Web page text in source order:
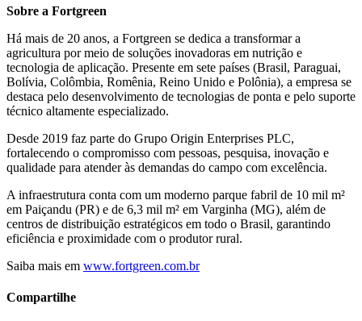
Sobre a Fortgreen
Há mais de 20 anos, a Fortgreen se dedica a transformar a
agricultura por meio de soluções inovadoras em nutrição e
tecnologia de aplicação. Presente em sete países (Brasil, Paraguai,
Bolívia, Colômbia, Romênia, Reino Unido e Polônia), a empresa se
destaca pelo desenvolvimento de tecnologias de ponta e pelo suporte
técnico altamente especializado.
Desde 2019 faz parte do Grupo Origin Enterprises PLC,
fortalecendo o compromisso com pessoas, pesquisa, inovação e
qualidade para atender às demandas do campo com excelência.
A infraestrutura conta com um moderno parque fabril de 10 mil m²
em Paiçandu (PR) e de 6,3 mil m² em Varginha (MG), além de
centros de distribuição estratégicos em todo o Brasil, garantindo
eficiência e proximidade com o produtor rural.
Saiba mais em www.fortgreen.com.br
Compartilhe